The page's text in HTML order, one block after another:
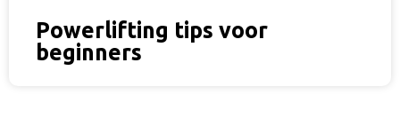
Powerlifting tips voor
beginners